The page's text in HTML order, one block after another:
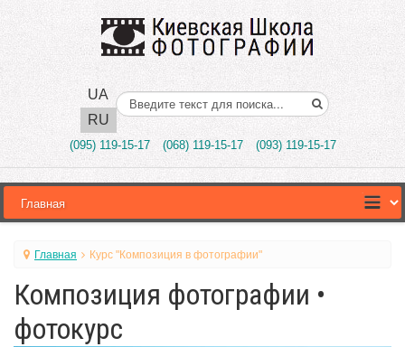
UA
RU
Поиск..
(095) 119-15-17 (068) 119-15-17 (093) 119-15-17
Главная Курс "Композиция в фотографии"
Композиция фотографии •
фотокурс